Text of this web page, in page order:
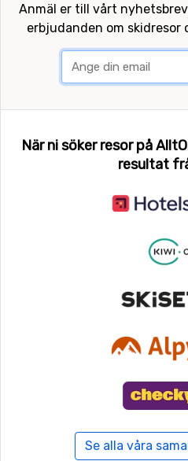
Anmäl er till vårt
erbjudanden om
När ni söker resor på
resultat
Se alla våra